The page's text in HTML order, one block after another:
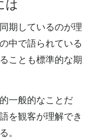
は
期しているのが理
中で語られている
ことも標準的な期
一般的なことだ
を観客が理解でき
。